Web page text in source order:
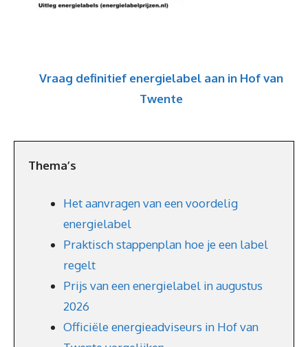
Vraag definitief energielabel aan in Hof van
Twente
Thema’s
Het aanvragen van een voordelig
energielabel
Praktisch stappenplan hoe je een label
regelt
Prijs van een energielabel in augustus
2026
Officiële energieadviseurs in Hof van